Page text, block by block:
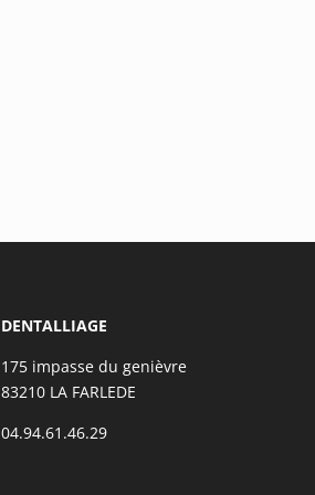
DENTALLIAGE
175 impasse du genièvre
83210 LA FARLEDE
04.94.61.46.29